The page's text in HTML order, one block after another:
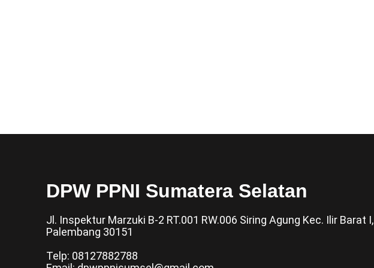
DPW PPNI Sumatera Selatan
Jl. Inspektur Marzuki B-2 RT.001 RW.006 Siring Agung Kec. Ilir Barat I,
Palembang 30151
Telp: 08127882788